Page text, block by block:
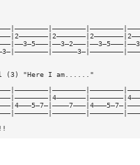
(3) "Here I am......"